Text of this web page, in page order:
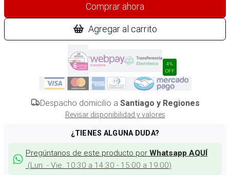
Comprar ahora
Agregar al carrito
4%
OFF
Despacho domicilio a Santiago y Regiones
Revisar disponibilidad y valores
¿TIENES ALGUNA DUDA?
Pregúntanos de este producto por Whatsapp AQUÍ
(Lun. - Vie. 10:30 a 14:30 - 15:00 a 19:00)